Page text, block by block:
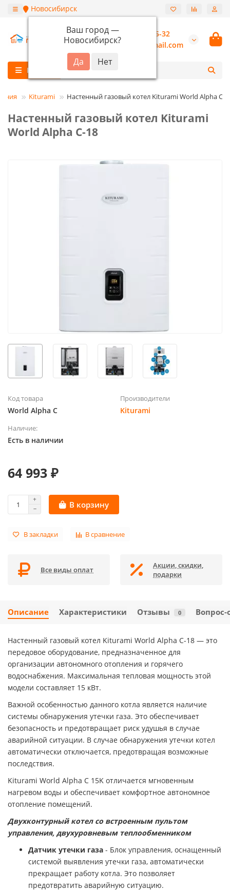
Новосибирск
Ваш город —
Новосибирск?
+7 (913) 987-55-32
burannsk@gmail.com
Каталог
Kiturami Настенный газовый котел Kiturami World Alpha C-
Настенный газовый котел Kiturami
World Alpha C-18
Код товара
World Alpha C
Производители
Kiturami
Наличие:
Есть в наличии
64 993 ₽
В корзину
В закладки В сравнение
Все виды оплат
Акции, скидки,
подарки
Описание Характеристики Отзывы 0 Вопрос-
Настенный газовый котел Kiturami World Alpha C-18 — это
передовое оборудование, предназначенное для
организации автономного отопления и горячего
водоснабжения. Максимальная тепловая мощность этой
модели составляет 15 кВт.
Важной особенностью данного котла является наличие
системы обнаружения утечки газа. Это обеспечивает
безопасность и предотвращает риск удушья в случае
аварийной ситуации. В случае обнаружения утечки котел
автоматически отключается, предотвращая возможные
последствия.
Kiturami World Alpha C 15K отличается мгновенным
нагревом воды и обеспечивает комфортное автономное
отопление помещений.
Двухконтурный котел со встроенным пультом
управления, двухуровневым теплообменником
Датчик утечки газа - Блок управления, оснащенный
системой выявления утечки газа, автоматически
прекращает работу котла. Это позволяет
предотвратить аварийную ситуацию.